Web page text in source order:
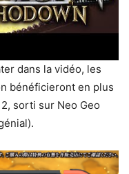
dans la vidéo, les
bénéficieront en plus
sorti sur Neo Geo